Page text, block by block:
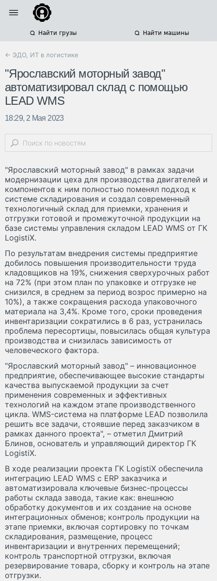
Найти грузы Найти машины
← ЭДО, ИТ в логистике
"Ярославский моторный завод"
автоматизировал склад с помощью
LEAD WMS
18:29, 2 Мая 2023
"Ярославский моторный завод" в рамках задачи
модернизации цеха для производства двигателей и
компонентов к ним полностью поменял подход к
системе складирования и создал современный
технологичный склад для приемки, хранения и
отгрузки готовой и промежуточной продукции на
базе системы управления складом LEAD WMS от ГК
LogistiX.
По результатам внедрения системы предприятие
добилось повышения производительности труда
кладовщиков на 19%, снижения сверхурочных работ
на 72% (при этом план по упаковке и отгрузке не
снизился, в среднем за период возрос примерно на
10%), а также сокращения расхода упаковочного
материала на 3,4%. Кроме того, сроки проведения
инвентаризации сократились в 6 раз, устранилась
проблема пересортицы, повысилась общая культура
производства и снизилась зависимость от
человеческого фактора.
"Ярославский моторный завод" – инновационное
предприятие, обеспечивающее высокие стандарты
качества выпускаемой продукции за счет
применения современных и эффективных
технологий на каждом этапе производственного
цикла. WMS-система на платформе LEAD позволила
решить все задачи, стоявшие перед заказчиком в
рамках данного проекта", – отметил Дмитрий
Блинов, основатель и управляющий директор ГК
LogistiX.
В ходе реализации проекта ГК LogistiX обеспечила
интеграцию LEAD WMS с ERP заказчика и
автоматизировала ключевые бизнес-процессы
работы склада завода, такие как: внешнюю
обработку документов и их создание на основе
интеграционных обменов; контроль продукции на
этапе приемки, включая сортировку по точкам
складирования, размещение, процесс
инвентаризации и внутренних перемещений;
контроль транспортной отгрузки, включая
резервирование товара, сборку и контроль на этапе
отгрузки.